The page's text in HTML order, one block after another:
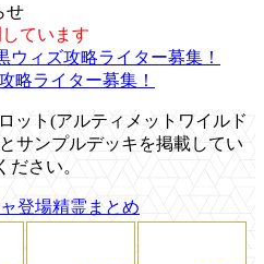
せ
ています
ウィズ攻略ライター募集！
略ライター募集！
ット(アルティメットワイルド
サンプルデッキを掲載してい
ださい。
登場精霊まとめ